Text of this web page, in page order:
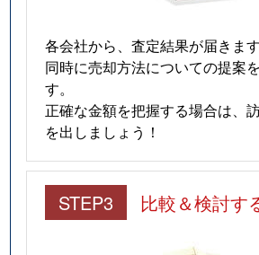
各会社から、査定結果が届きます
同時に売却方法についての提案
す。
正確な金額を把握する場合は、
を出しましょう！
STEP3 比較＆検討す